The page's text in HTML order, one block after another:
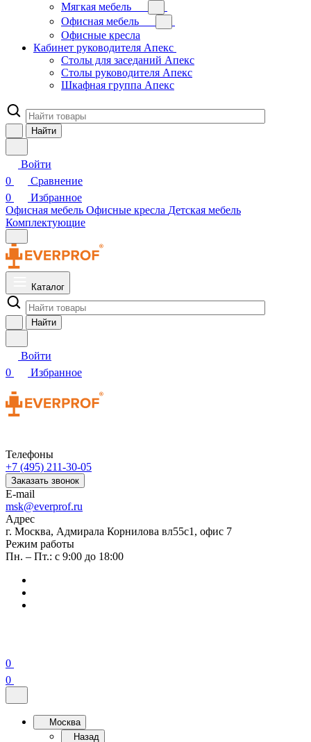
Мягкая мебель
Офисная мебель
Офисные кресла
Кабинет руководителя Апекс
Столы для заседаний Апекс
Столы руководителя Апекс
Шкафная группа Апекс
Найти
Войти
0
Сравнение
0
Избранное
Офисная мебель Офисные кресла Детская мебель
Комплектующие
Каталог
Найти
Войти
0
Избранное
Телефоны
+7 (495) 211-30-05
Заказать звонок
E-mail
msk@everprof.ru
Адрес
г. Москва, Адмирала Корнилова вл55с1, офис 7
Режим работы
Пн. – Пт.: с 9:00 до 18:00
0
0
Москва
Назад